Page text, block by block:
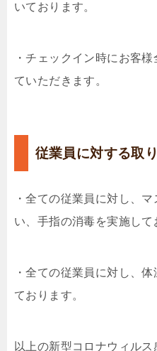
いております。
・チェックイン時にお客
ていただきます。
従業員に対する取
・全ての従業員に対し、
い、手指の消毒を実施して
・全ての従業員に対し、
ております。
以上の新型コロナウィル